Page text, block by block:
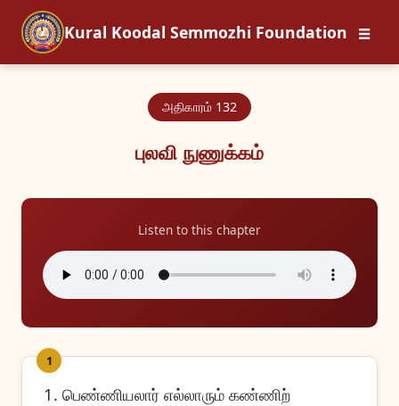
Kural Koodal Semmozhi Foundation ☰
அதிகாரம் 132
புலவி நுணுக்கம்
Listen to this chapter
1
1. பெண்ணியலார் எல்லாரும் கண்ணிற்